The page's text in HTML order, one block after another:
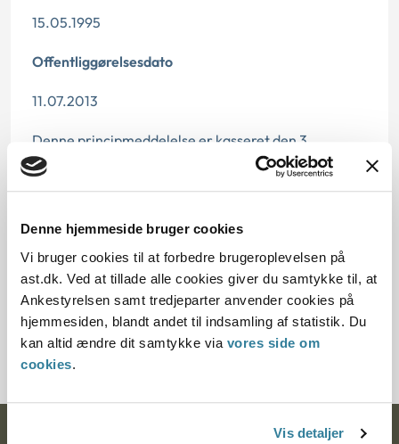
Denne hjemmeside bruger cookies
Vi bruger cookies til at forbedre brugeroplevelsen på
ast.dk. Ved at tillade alle cookies giver du samtykke til, at
Ankestyrelsen samt tredjeparter anvender cookies på
hjemmesiden, blandt andet til indsamling af statistik. Du
kan altid ændre dit samtykke via vores side om
cookies.
Vis detaljer
15.05.1995
Offentliggørelsesdato
11.07.2013
Denne principmeddelelse er kasseret den 3.
december 2020, da den er indarbejdet i
principmeddelelse 36-20.
Paragraf
§ 37 § 11
Journalnummer
20747-94